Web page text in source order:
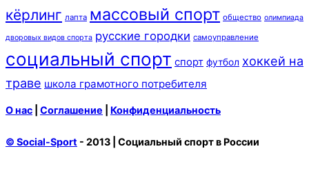
кёрлинг лапта массовый спорт общество олимпиада
дворовых видов спорта русские городки самоуправление
социальный спорт спорт футбол хоккей на
траве школа грамотного потребителя
О нас Соглашение Конфиденциальность
© Social-Sport - 2013 | Социальный спорт в России